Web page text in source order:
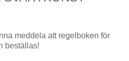
meddela att regelboken för
beställas!